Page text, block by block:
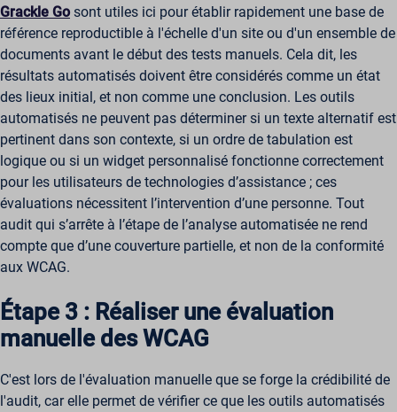
Grackle Go sont utiles ici pour établir rapidement une base de
référence reproductible à l'échelle d'un site ou d'un ensemble de
documents avant le début des tests manuels. Cela dit, les
résultats automatisés doivent être considérés comme un état
des lieux initial, et non comme une conclusion. Les outils
automatisés ne peuvent pas déterminer si un texte alternatif est
pertinent dans son contexte, si un ordre de tabulation est
logique ou si un widget personnalisé fonctionne correctement
pour les utilisateurs de technologies d’assistance ; ces
évaluations nécessitent l’intervention d’une personne. Tout
audit qui s’arrête à l’étape de l’analyse automatisée ne rend
compte que d’une couverture partielle, et non de la conformité
aux WCAG.
Étape 3 : Réaliser une évaluation
manuelle des WCAG
C'est lors de l'évaluation manuelle que se forge la crédibilité de
l'audit, car elle permet de vérifier ce que les outils automatisés